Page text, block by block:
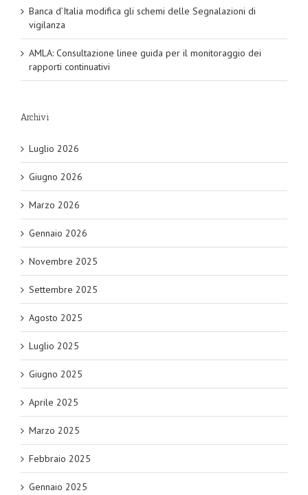
Banca d’Italia modifica gli schemi delle Segnalazioni di
vigilanza
AMLA: Consultazione linee guida per il monitoraggio dei
rapporti continuativi
Archivi
Luglio 2026
Giugno 2026
Marzo 2026
Gennaio 2026
Novembre 2025
Settembre 2025
Agosto 2025
Luglio 2025
Giugno 2025
Aprile 2025
Marzo 2025
Febbraio 2025
Gennaio 2025